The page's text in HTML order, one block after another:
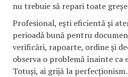
nu trebuie să repari toate
Profesional, ești eficientă și
perioadă bună pentru
verificări, rapoarte, ordine și
observa o problemă înainte ca
Totuși, ai grijă la